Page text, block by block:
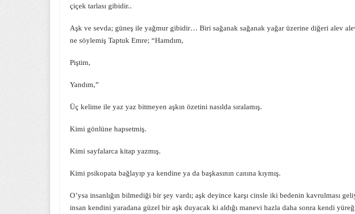
çiçek tarlası gibidir..
Aşk ve sevda; güneş ile yağmur gibidir… Biri sağanak sağanak yağar üzerine diğeri alev
ne söylemiş Taptuk Emre; “Hamdım,
Piştim,
Yandım,”
Üç kelime ile yaz yaz bitmeyen aşkın özetini nasılda sıralamış.
Kimi gönlüne hapsetmiş.
Kimi sayfalarca kitap yazmış.
Kimi psikopata bağlayıp ya kendine ya da başkasının canına kıymış.
O’ysa insanlığın bilmediği bir şey vardı; aşk deyince karşı cinsle iki bedenin kavrulması
insan kendini yaradana güzel bir aşk duyacak ki aldığı manevi hazla daha sonra kendi